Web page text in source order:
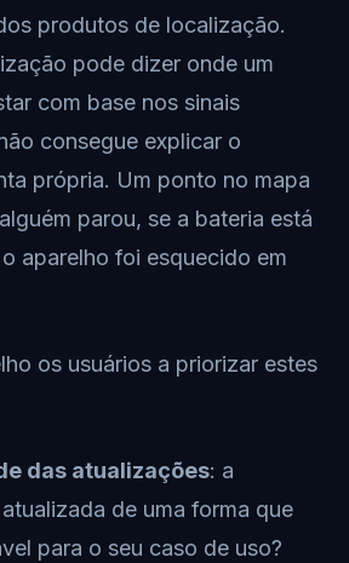
produtos de localização.
pode dizer onde um
com base nos sinais
consegue explicar o
própria. Um ponto no mapa
parou, se a bateria está
aparelho foi esquecido em
os usuários a priorizar estes
das atualizações: a
de uma forma que
para o seu caso de uso?